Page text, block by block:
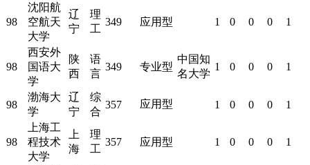
98
沈阳航
空航天
大学
辽
宁
理
工
349 应用型 1 0 0 0 1
98
西安外
国语大
学
陕
西
语
言
349 专业型
中国知
名大学
1 0 0 0 1
98
渤海大
学
辽
宁
综
合
357 应用型 1 0 0 0 1
98
上海工
程技术
大学
上
海
理
工
357 应用型 1 0 0 0 1